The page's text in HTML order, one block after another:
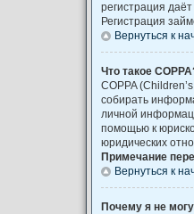
регистрация
Регистрация
Вернуться к
Что такое
COPPA
собирать
личной
помощью к
юридических
Примечание
Вернуться к
Почему я не